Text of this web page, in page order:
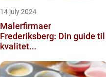
14 july 2024
Malerfirmaer
Frederiksberg: Din guide til
kvalitet...